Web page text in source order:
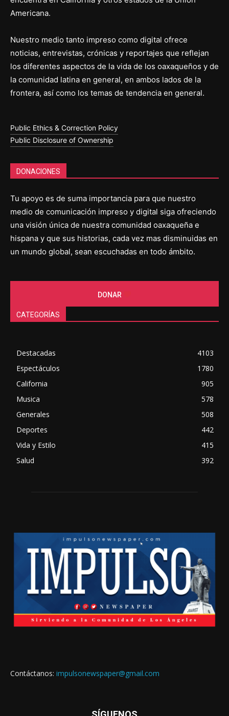
Americana.
Nuestro medio tanto impreso como digital ofrece
noticias, entrevistas, crónicas y reportajes que reflejan
los diferentes aspectos de la vida de los oaxaqueños y de
la comunidad latina en general, en ambos lados de la
frontera, así como los temas de tendencia en general.
Public Ethics & Correction Policy
Public Disclosure of Ownership
DONACIONES
Tu apoyo es de suma importancia para que nuestro
medio de comunicación impreso y digital siga ofreciendo
una visión única de nuestra comunidad oaxaqueña e
hispana y que sus historias, cada vez mas disminuidas en
un mundo global, sean escuchadas en todo ámbito.
DONAR
CATEGORÍAS
Destacadas
4103
Espectáculos
1780
California
905
Musica
578
Generales
508
Deportes
442
Vida y Estilo
415
Salud
392
Contáctanos: impulsonewspaper@gmail.com